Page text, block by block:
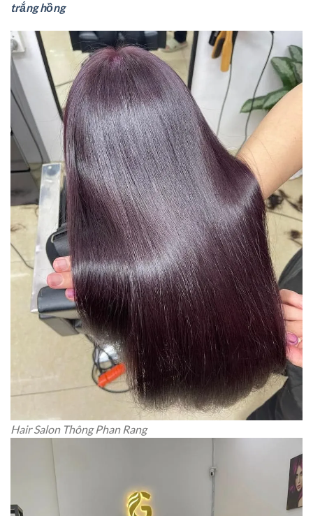
trắng hồng
Hair Salon Thông Phan Rang